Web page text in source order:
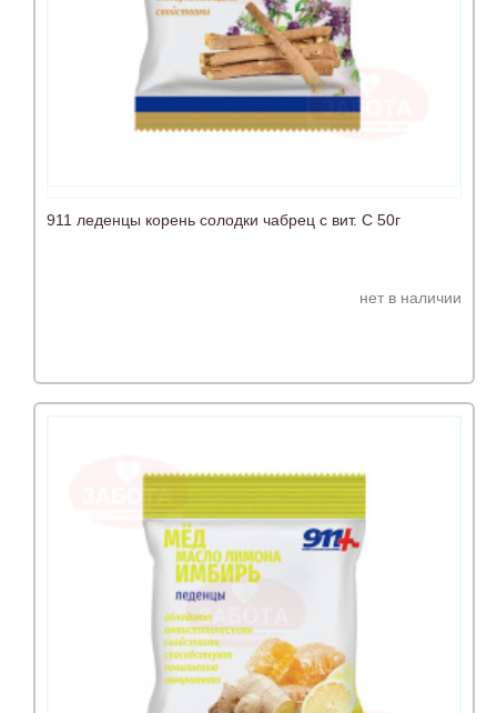
911 леденцы корень солодки чабрец с вит. С 50г
нет в наличии